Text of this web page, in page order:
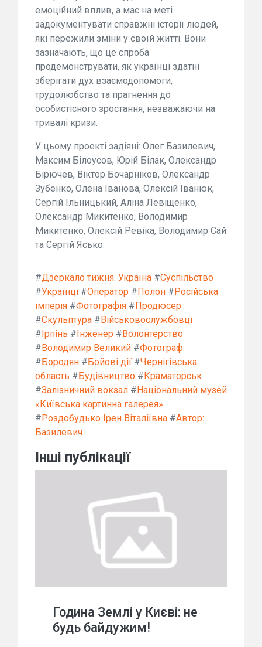
емоційний вплив, а має на меті
задокументувати справжні історії людей,
які пережили зміни у своїй житті. Вони
зазначають, що це спроба
продемонструвати, як українці здатні
зберігати дух взаємодопомоги,
трудолюбство та прагнення до
особистісного зростання, незважаючи на
тривалі кризи.
У цьому проекті задіяні: Олег Базилевич,
Максим Білоусов, Юрій Білак, Олександр
Бірючев, Віктор Бочарніков, Олександр
Зубенко, Олена Іванова, Олексій Іванюк,
Сергій Ільницький, Аліна Левіщенко,
Олександр Микитенко, Володимир
Микитенко, Олексій Ревіка, Володимир Сай
та Сергій Ясько.
#Дзеркало тижня. Україна #Суспільство
#Українці #Оператор # Полон # Російська
імперія #Фотографія # Продюсер
#Скульптура # Військовослужбовці
# Ірпінь # Інженер # Волонтерство
# Володимир Великий #Фотограф
# Бородян # Бойові дії #Чернігівська
область # Будівництво # Краматорськ
#Залізничний вокзал # Національний музей
«Київська картинна галерея»
# Роздобудько Ірен Віталіївна #Автор:
Базилевич
Інші публікації
Година Землі у Києві: не
будь байдужим!